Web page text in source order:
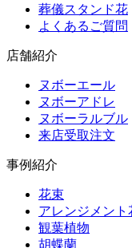
葬儀スタンド花
よくあるご質問
店舗紹介
ヌボーエール
ヌボーアドレ
ヌボーラルブル
来店受取注文
事例紹介
花束
アレンジメント
観葉植物
胡蝶蘭